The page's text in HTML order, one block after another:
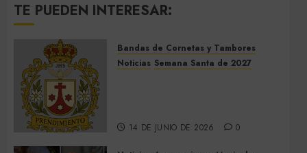
TE PUEDEN INTERESAR:
Bandas de Cornetas y Tambores
Noticias Semana Santa de 2027
14 DE JUNIO DE 2026 0